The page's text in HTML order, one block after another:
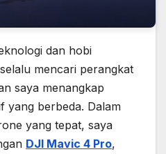
dan hobi
mencari perangkat
saya menangkap
yang berbeda. Dalam
yang tepat, saya
DJI Mavic 4 Pro,